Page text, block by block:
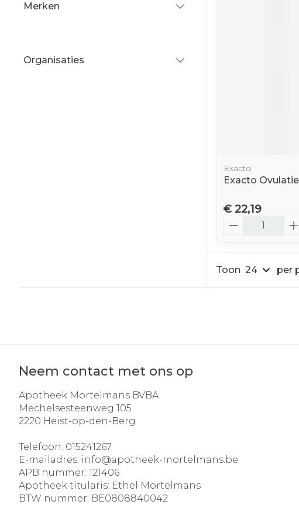
Merken
Organisaties
Exacto
Exacto
€ 22,19
Toon per
Neem contact met ons op
Apotheek Mortelmans BVBA
Mechelsesteenweg 105
2220 Heist-op-den-Berg
Telefoon: 015241267
E-mailadres: info@apotheek-mortelmans.be
APB nummer: 121406
Apotheek titularis: Ethel Mortelmans
BTW nummer: BE0808840042